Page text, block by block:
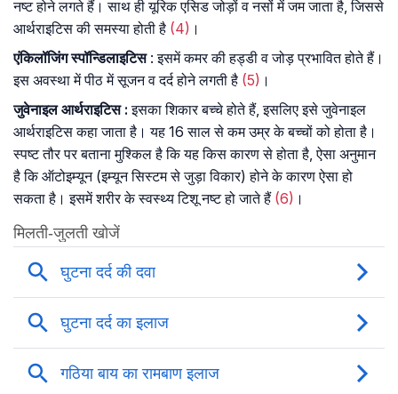
नष्ट होने लगते हैं। साथ ही यूरिक एसिड जोड़ों व नसों में जम जाता है, जिससे
आर्थराइटिस की समस्या होती है (4) ।
एंकिलॉजिंग स्पॉन्डिलाइटिस: इसमें कमर की हड्डी व जोड़ प्रभावित होते हैं।
इस अवस्था में पीठ में सूजन व दर्द होने लगती है (5) ।
जुवेनाइल आर्थराइटिस: इसका शिकार बच्चे होते हैं, इसलिए इसे जुवेनाइल
आर्थराइटिस कहा जाता है। यह 16 साल से कम उम्र के बच्चों को होता है।
स्पष्ट तौर पर बताना मुश्किल है कि यह किस कारण से होता है, ऐसा अनुमान
है कि ऑटोइम्यून (इम्यून सिस्टम से जुड़ा विकार) होने के कारण ऐसा हो
सकता है। इसमें शरीर के स्वस्थ्य टिशू नष्ट हो जाते हैं (6) ।